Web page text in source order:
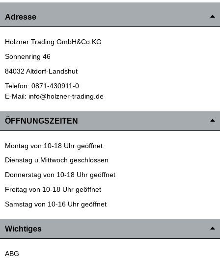
Adresse
Holzner Trading GmbH&Co.KG
Sonnenring 46
84032 Altdorf-Landshut
Telefon: 0871-430911-0
E-Mail: info@holzner-trading.de
ÖFFNUNGSZEITEN
Montag von 10-18 Uhr geöffnet
Dienstag u.Mittwoch geschlossen
Donnerstag von 10-18 Uhr geöffnet
Freitag von 10-18 Uhr geöffnet
Samstag von 10-16 Uhr geöffnet
Wichtiges
ABG